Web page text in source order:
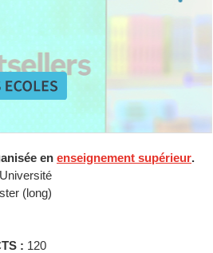
en enseignement supérieur.
Université
(long)
: 120